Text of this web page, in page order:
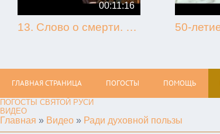
00:11:16
13. Слово о смерти. Игнатий Брянчанинов.
ГЛАВНАЯ СТРАНИЦА ПОГОСТЫ ПОМОЩЬ
ПОГОСТЫ СВЯТОЙ РУСИ
ВИДЕО
Главная » Видео » Ради духовной пользы